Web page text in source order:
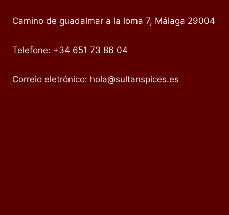
Camino de guadalmar a la loma 7, Málaga 29004
Telefone: +34 651 73 86 04
Correio eletrónico: hola@sultanspices.es